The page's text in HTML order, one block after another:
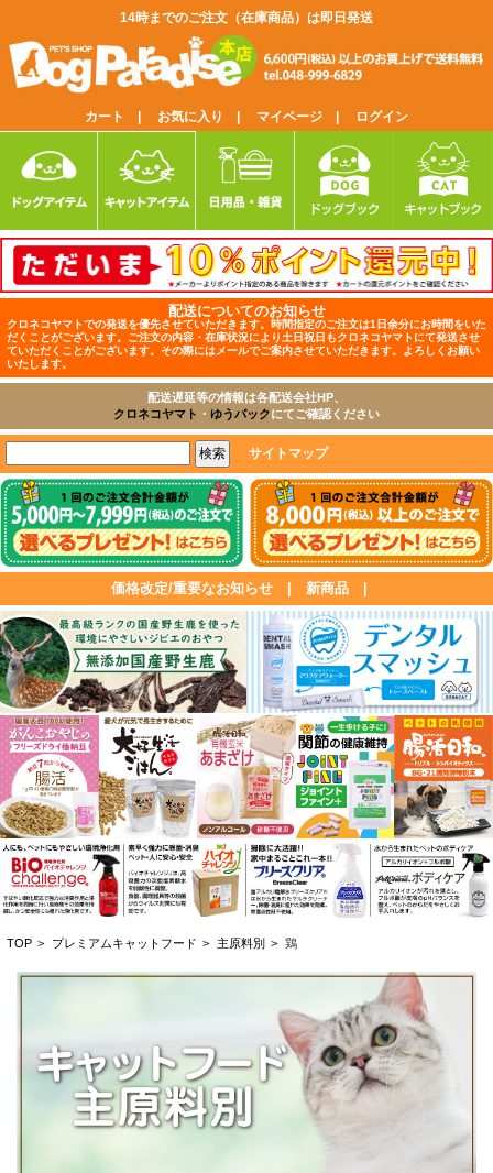
14時までのご注文（在庫商品）は即日発送
カート | お気に入り | マイページ | ログイン
配送についてのお知らせ
クロネコヤマトでの発送を優先させていただきます。時間指定のご注文は1日余分にお時間をいた
だくことがございます。ご注文の内容・在庫状況により土日祝日もクロネコヤマトにて発送させ
ていただくことがございます。その際にはメールでご案内させていただきます。よろしくお願い
いたします。
配送遅延等の情報は各配送会社HP、
クロネコヤマト ・ ゆうパックにてご確認ください
サイトマップ
価格改定/重要なお知らせ 新商品
TOP > プレミアムキャットフード > 主原料別 > 鶏